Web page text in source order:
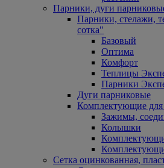
Парники, дуги
Парники, стелажи,
сотка"
Базовый
Оптима
Комфорт
Теплицы
Парники
Дуги парниковые
Комплектующие для
Зажимы,
Колышки
Сетка оцинкованная,